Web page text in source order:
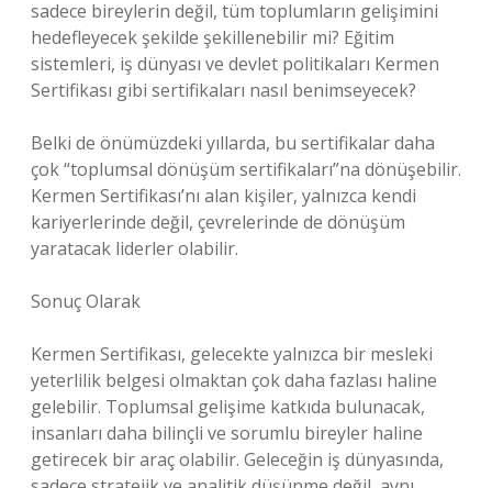
sadece bireylerin değil, tüm toplumların gelişimini
hedefleyecek şekilde şekillenebilir mi? Eğitim
sistemleri, iş dünyası ve devlet politikaları Kermen
Sertifikası gibi sertifikaları nasıl benimseyecek?
Belki de önümüzdeki yıllarda, bu sertifikalar daha
çok “toplumsal dönüşüm sertifikaları”na dönüşebilir.
Kermen Sertifikası’nı alan kişiler, yalnızca kendi
kariyerlerinde değil, çevrelerinde de dönüşüm
yaratacak liderler olabilir.
Sonuç Olarak
Kermen Sertifikası, gelecekte yalnızca bir mesleki
yeterlilik belgesi olmaktan çok daha fazlası haline
gelebilir. Toplumsal gelişime katkıda bulunacak,
insanları daha bilinçli ve sorumlu bireyler haline
getirecek bir araç olabilir. Geleceğin iş dünyasında,